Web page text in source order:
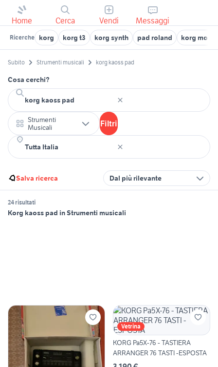
Home Cerca Vendi Messaggi
Ricerche korg korg t3 korg synth pad roland korg
Subito Strumenti musicali korg kaoss pad
Cosa cerchi?
Strumenti
Musicali
Filtri
Salva ricerca Dal più rilevante
24 risultati
Korg kaoss pad in Strumenti musicali
Vetrina
KORG Pa5X-76 - TASTIERA
ARRANGER 76 TASTI -ESPOSTA